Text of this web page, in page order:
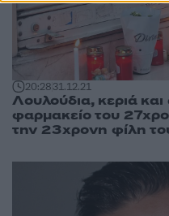
20:2831.12.21
Λουλούδια, κεριά
φαρμακείο του
την 23χρονη φίλη